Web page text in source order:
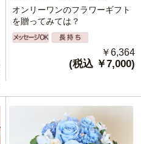
オンリーワンのフラワーギフト
を贈ってみては？
￥6,364
(税込 ￥7,000)